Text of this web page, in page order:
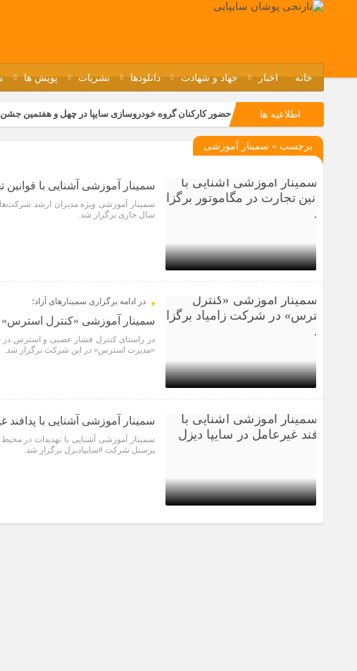
خانه اخبار جهاد و شهادت دانلودها نشریات پویش ها
اطلاعیه ها حضور کارکنان گروه خودروسازی سایپا در چهل و هفتمین جشن
مسابقات ورزشی در مگاموتوربا استقبال کارکنان برگزار شد
مراسم گرامیداشت سالروز آزادسازی خرمشهر در نمازخانه
برچسب » سمینار آموزشی
سمینار آموزشی آشنایی با
سال جاری برگزار شد.
در ادامه برگزاری سمینارهای آزاد؛
سمینار آموزشی «کنترل استرس»
در راستای کنترل فشار عصبی و استرس در
«مدیرت استرس» در این شرکت برگزار شد.
2 سال قبل
سمینار آموزشی آشنایی با پدافند
سمینار آموزشی آشنایی با تهدیدات در
پرسنل شرکت #سایپادیزل برگزار شد.